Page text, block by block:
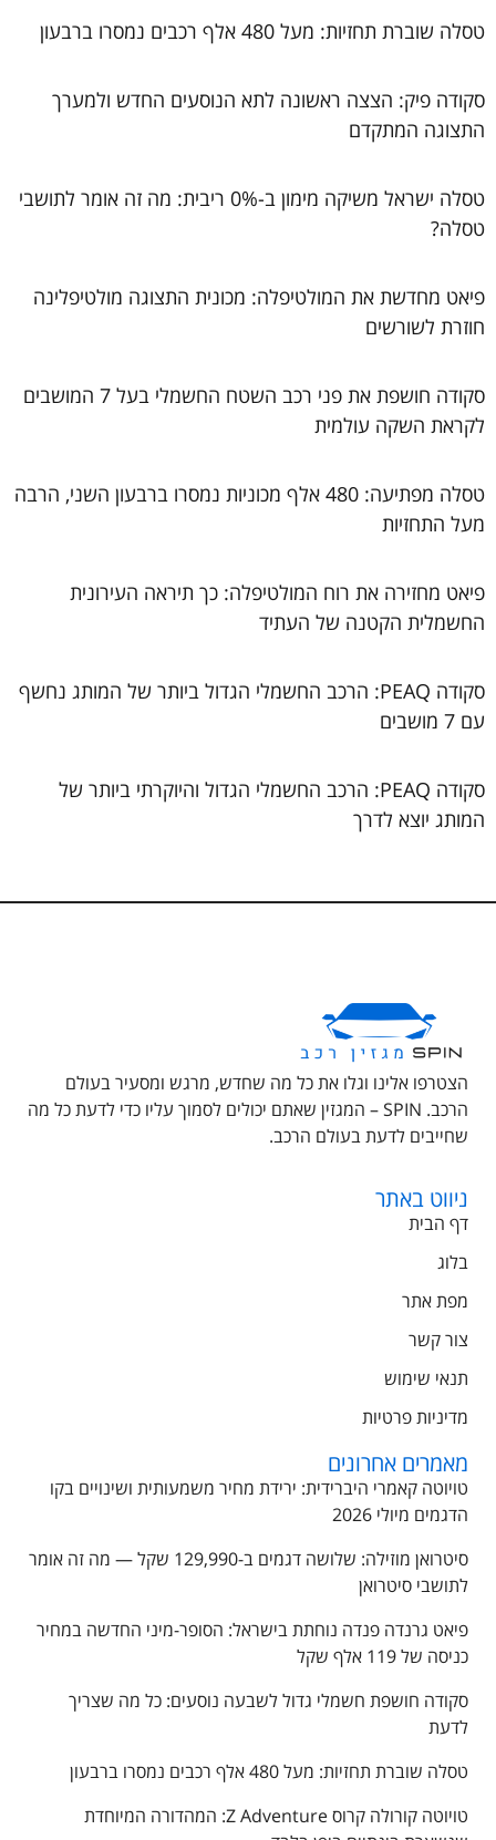
טסלה שוברת תחזיות: מעל 480 אלף רכבים נמסרו ברבעון
סקודה פיק: הצצה ראשונה לתא הנוסעים החדש ולמערך
התצוגה המתקדם
טסלה ישראל משיקה מימון ב-0% ריבית: מה זה אומר לתושבי
טסלה?
פיאט מחדשת את המולטיפלה: מכונית התצוגה מולטיפלינה
חוזרת לשורשים
סקודה חושפת את פני רכב השטח החשמלי בעל 7 המושבים
לקראת השקה עולמית
טסלה מפתיעה: 480 אלף מכוניות נמסרו ברבעון השני, הרבה
מעל התחזיות
פיאט מחזירה את רוח המולטיפלה: כך תיראה העירונית
החשמלית הקטנה של העתיד
סקודה PEAQ: הרכב החשמלי הגדול ביותר של המותג נחשף
עם 7 מושבים
סקודה PEAQ: הרכב החשמלי הגדול והיוקרתי ביותר של
המותג יוצא לדרך
הצטרפו אלינו וגלו את כל מה שחדש, מרגש ומסעיר בעולם
הרכב. SPIN – המגזין שאתם יכולים לסמוך עליו כדי לדעת כל מה
שחייבים לדעת בעולם הרכב.
ניווט באתר
דף הבית
בלוג
מפת אתר
צור קשר
תנאי שימוש
מדיניות פרטיות
מאמרים אחרונים
טויוטה קאמרי היברידית: ירידת מחיר משמעותית ושינויים בקו
הדגמים מיולי 2026
סיטרואן מוזילה: שלושה דגמים ב-129,990 שקל — מה זה אומר
לתושבי סיטרואן
פיאט גרנדה פנדה נוחתת בישראל: הסופר-מיני החדשה במחיר
כניסה של 119 אלף שקל
סקודה חושפת חשמלי גדול לשבעה נוסעים: כל מה שצריך
לדעת
טסלה שוברת תחזיות: מעל 480 אלף רכבים נמסרו ברבעון
טויוטה קורולה קרוס Z Adventure: המהדורה המיוחדת